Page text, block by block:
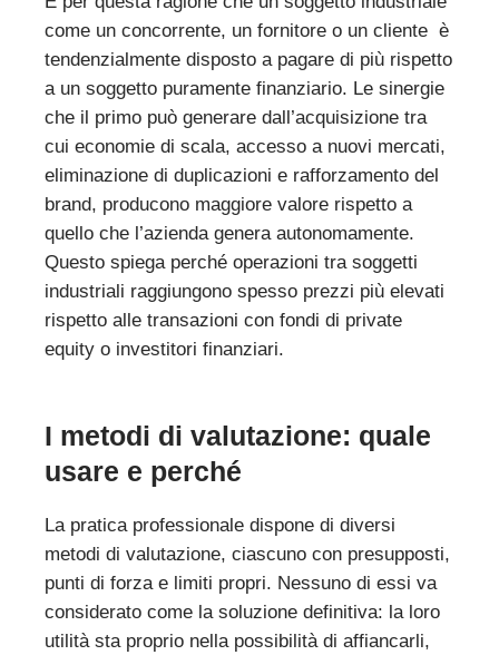
come un concorrente, un fornitore o un cliente è
tendenzialmente disposto a pagare di più rispetto
a un soggetto puramente finanziario. Le sinergie
che il primo può generare dall’acquisizione tra
cui economie di scala, accesso a nuovi mercati,
eliminazione di duplicazioni e rafforzamento del
brand, producono maggiore valore rispetto a
quello che l’azienda genera autonomamente.
Questo spiega perché operazioni tra soggetti
industriali raggiungono spesso prezzi più elevati
rispetto alle transazioni con fondi di private
equity o investitori finanziari.
I metodi di valutazione: quale
usare e perché
La pratica professionale dispone di diversi
metodi di valutazione, ciascuno con presupposti,
punti di forza e limiti propri. Nessuno di essi va
considerato come la soluzione definitiva: la loro
utilità sta proprio nella possibilità di affiancarli,